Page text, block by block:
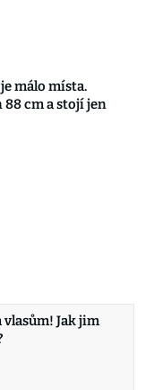
málo místa.
88 cm a stojí jen
vlasům! Jak jim